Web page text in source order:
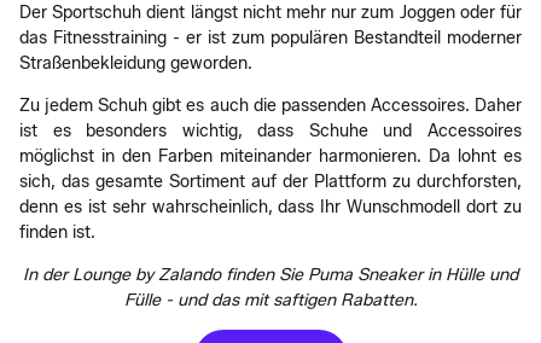
Der Sportschuh dient längst nicht mehr nur zum Joggen oder für
das Fitnesstraining - er ist zum populären Bestandteil moderner
Straßenbekleidung geworden.
Zu jedem Schuh gibt es auch die passenden Accessoires. Daher
ist es besonders wichtig, dass Schuhe und Accessoires
möglichst in den Farben miteinander harmonieren. Da lohnt es
sich, das gesamte Sortiment auf der Plattform zu durchforsten,
denn es ist sehr wahrscheinlich, dass Ihr Wunschmodell dort zu
finden ist.
In der Lounge by Zalando finden Sie Puma Sneaker in Hülle und
Fülle - und das mit saftigen Rabatten.